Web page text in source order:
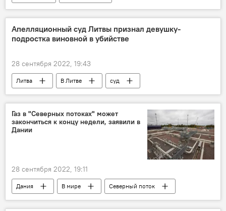
психическое здоровье
здоровье
Апелляционный суд Литвы признал девушку-
подростка виновной в убийстве
28 сентября 2022, 19:43
Литва В Литве
суд
убийство
преступление
Происшествия
Общество
Газ в "Северных потоках" может
закончиться к концу недели, заявили в
Дании
28 сентября 2022, 19:11
Дания В мире
Северный поток
Россия